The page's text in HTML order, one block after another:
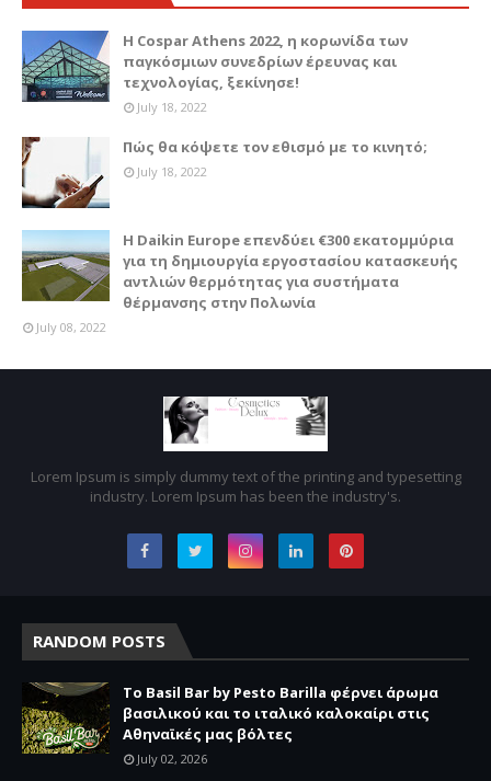
Η Cospar Athens 2022, η κορωνίδα των
παγκόσμιων συνεδρίων έρευνας και
τεχνολογίας, ξεκίνησε!
July 18, 2022
Πώς θα κόψετε τον εθισμό με το κινητό;
July 18, 2022
Η Daikin Europe επενδύει €300 εκατομμύρια
για τη δημιουργία εργοστασίου κατασκευής
αντλιών θερμότητας για συστήματα
θέρμανσης στην Πολωνία
July 08, 2022
Lorem Ipsum is simply dummy text of the printing and typesetting
industry. Lorem Ipsum has been the industry's.
RANDOM POSTS
Το Basil Bar by Pesto Barilla φέρνει άρωμα
βασιλικού και το ιταλικό καλοκαίρι στις
Αθηναϊκές μας βόλτες
July 02, 2026